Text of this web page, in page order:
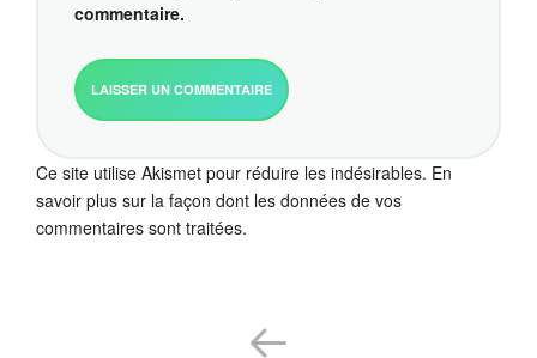
commentaire.
Ce site utilise Akismet pour réduire les indésirables. En
savoir plus sur la façon dont les données de vos
commentaires sont traitées.